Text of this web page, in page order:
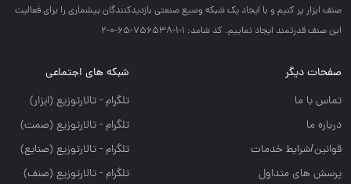
صنف ابزار پر كنيم و با ايجاد يك شبكه وسيع صنعتي بازديدكنندگان بيشماري را براي فعاليت
اين صنف قدرتمند ايجاد نماييم. کد شامد: 1-1-756538-65-0-2
صفحات دیگر
تماس با ما
درباره ما
قوانین/شرایط خدمات
پرسش های متداول
شبکه های اجتماعی
تلگرام - تالارتوزيع (ابزار)
تلگرام - تالارتوزيع (صمت)
تلگرام - تالارتوزيع (صنايع)
تلگرام - تالارتوزیع (صنف)